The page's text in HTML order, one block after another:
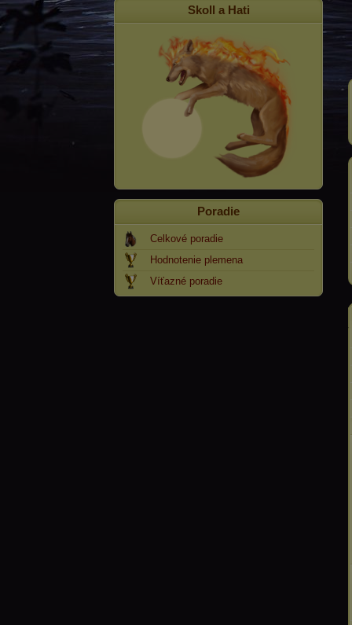
Skoll a Hati
Poradie
Celkové poradie
Hodnotenie plemena
Víťazné poradie